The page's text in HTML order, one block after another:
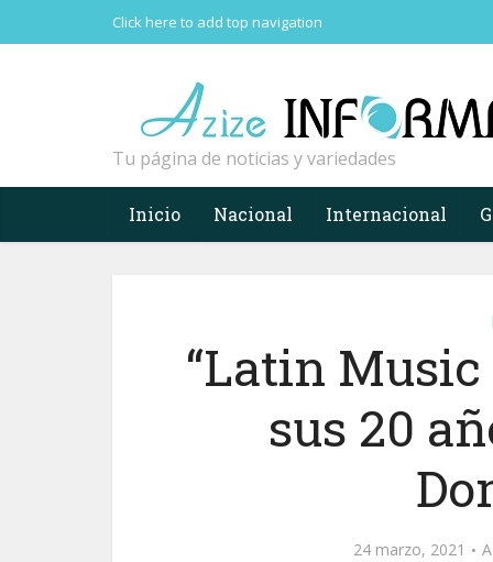
Click here to add top navigation
Tu página de noticias y variedades
Inicio Nacional Internacional
“Latin Music
sus 20
24 marzo, 2021